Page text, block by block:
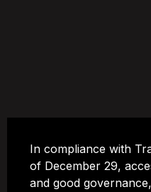
In compliance with
of December 29,
and good